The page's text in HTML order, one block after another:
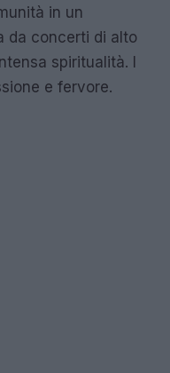
in un
da concerti di alto
spiritualità. I
e fervore.